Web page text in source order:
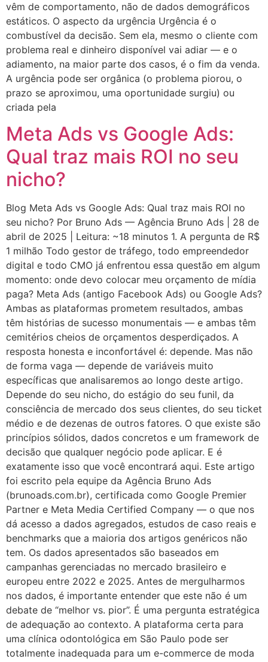
vêm de comportamento, não de dados demográficos
estáticos. O aspecto da urgência Urgência é o
combustível da decisão. Sem ela, mesmo o cliente com
problema real e dinheiro disponível vai adiar — e o
adiamento, na maior parte dos casos, é o fim da venda.
A urgência pode ser orgânica (o problema piorou, o
prazo se aproximou, uma oportunidade surgiu) ou
criada pela
Meta Ads vs Google Ads:
Qual traz mais ROI no seu
nicho?
Blog Meta Ads vs Google Ads: Qual traz mais ROI no
seu nicho? Por Bruno Ads — Agência Bruno Ads | 28 de
abril de 2025 | Leitura: ~18 minutos 1. A pergunta de R$
1 milhão Todo gestor de tráfego, todo empreendedor
digital e todo CMO já enfrentou essa questão em algum
momento: onde devo colocar meu orçamento de mídia
paga? Meta Ads (antigo Facebook Ads) ou Google Ads?
Ambas as plataformas prometem resultados, ambas
têm histórias de sucesso monumentais — e ambas têm
cemitérios cheios de orçamentos desperdiçados. A
resposta honesta e inconfortável é: depende. Mas não
de forma vaga — depende de variáveis muito
específicas que analisaremos ao longo deste artigo.
Depende do seu nicho, do estágio do seu funil, da
consciência de mercado dos seus clientes, do seu ticket
médio e de dezenas de outros fatores. O que existe são
princípios sólidos, dados concretos e um framework de
decisão que qualquer negócio pode aplicar. E é
exatamente isso que você encontrará aqui. Este artigo
foi escrito pela equipe da Agência Bruno Ads
(brunoads.com.br), certificada como Google Premier
Partner e Meta Media Certified Company — o que nos
dá acesso a dados agregados, estudos de caso reais e
benchmarks que a maioria dos artigos genéricos não
tem. Os dados apresentados são baseados em
campanhas gerenciadas no mercado brasileiro e
europeu entre 2022 e 2025. Antes de mergulharmos
nos dados, é importante entender que este não é um
debate de “melhor vs. pior”. É uma pergunta estratégica
de adequação ao contexto. A plataforma certa para
uma clínica odontológica em São Paulo pode ser
totalmente inadequada para um e-commerce de moda